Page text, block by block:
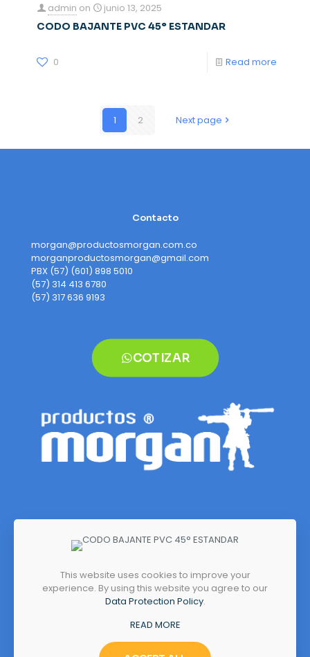
admin on junio 13, 2025
CODO BAJANTE PVC 45° ESTANDAR
0 Read more
1 2 Next page
Contacto
morgan@productosmorgan.com.co
morganproductosmorgan@gmail.com
PBX (57) (601) 898 5010
(57) 314 413 6780
(57) 317 636 9193
COTIZAR
Dirección
Costado Norte (Sector Siberia)
Tenjo, Cundinamarca, Colombia
This website uses cookies to improve your
experience. By using this website you agree to our
Data Protection Policy.
READ MORE